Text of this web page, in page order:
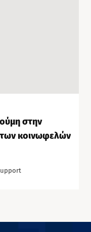
στην
κοινωφελών